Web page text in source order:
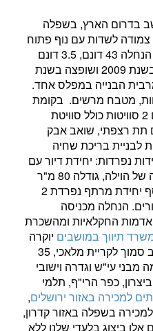
בדרום הארץ, בשפלה
צמודה לשדות עם נוף פתוח
לירושלים ומודיעין. גודלה של הנחלה 43 דונם, 3.5 דונם
ברצף. וילה מעוצבת נבנתה בשנת 2009 ושופצה בשנת
בנוי 450 מ"ר ומרבית הבנייה במפלס אחד.
מטבח מרשים. בקומת
הכניסה 5 חדרי שינה, מתוכם 2 סוויטות כולל סוויטת
תת רצפתי, שואב אבק
לבניית בריכת שחיה
סוסים. לבית יש 2 יחידות נפרדות: יחידת דיור עם
כניסה נפרדת בקומה העליונה של הוילה, גודלה 80 מ"ר
סלון מרווח ו-2 סוויטות. ובנוסף יחידת מרתף נפרדת 2
הנחלה מכניסה
מהאדמות החקלאיות ומהשכרת
תיווך במושבים יוקרה
אסטייט בע"מ. הנחלה במושב סמוך לקריית מלאכי, 35
עי"ש וגדרה וישובי
כפר הרי"ף, תלמי
למכירה באזור ירושלים,
בשפלה באזור קדרון,
ביצוג בלעדי שלנו ללא